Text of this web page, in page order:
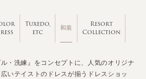
Tuxedo,
etc
和装
Resort
Collection
ル・洗練』をコンセプトに、人気のオリジナ
いテイストのドレスが揃うドレスショッ